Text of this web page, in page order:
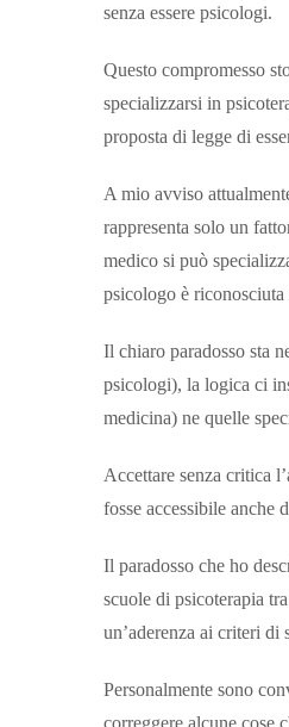
senza essere psicologi.
Questo compromesso
specializzarsi in
proposta di legge di
A mio avviso
rappresenta solo un
medico si può
psicologo è riconosciuta
Il chiaro paradosso sta
psicologi), la logica ci
medicina) ne quelle
Accettare senza critica
fosse accessibile
Il paradosso che ho
scuole di psicoterapia
un’aderenza ai criteri di
Personalmente sono
correggere alcune cose